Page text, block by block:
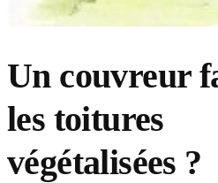
Un couvreur
les toitures
végétalisées ?